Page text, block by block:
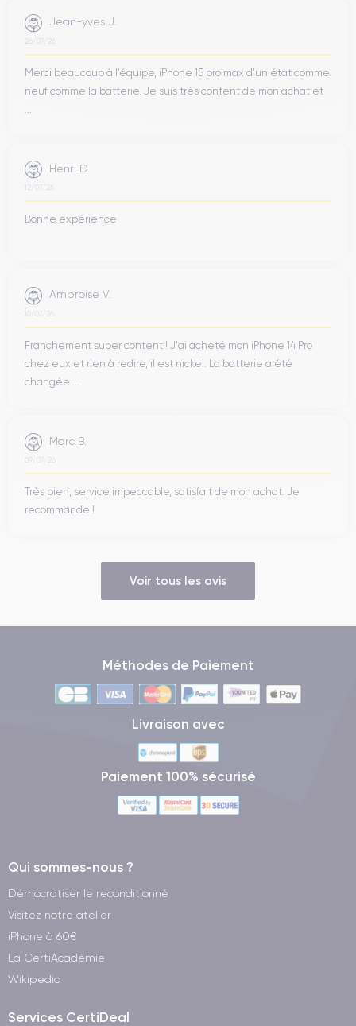
Jean-yves J.
26/07/26
Merci beaucoup à l’équipe, iPhone 15 pro max d’un état comme
neuf comme la batterie. Je suis très content de mon achat et
Henri D.
12/07/26
Bonne expérience
Ambroise V.
10/07/26
Franchement super content ! J'ai acheté mon iPhone 14 Pro
chez eux et rien à redire, il est nickel. La batterie a été
changée ...
Marc B.
09/07/26
Très bien, service impeccable, satisfait de mon achat. Je
recommande !
Voir tous les avis
Méthodes de Paiement
Livraison avec
Paiement 100% sécurisé
Qui sommes-nous ?
Démocratiser le reconditionné
Visitez notre atelier
iPhone à 60€
La CertiAcadémie
Wikipedia
Services CertiDeal